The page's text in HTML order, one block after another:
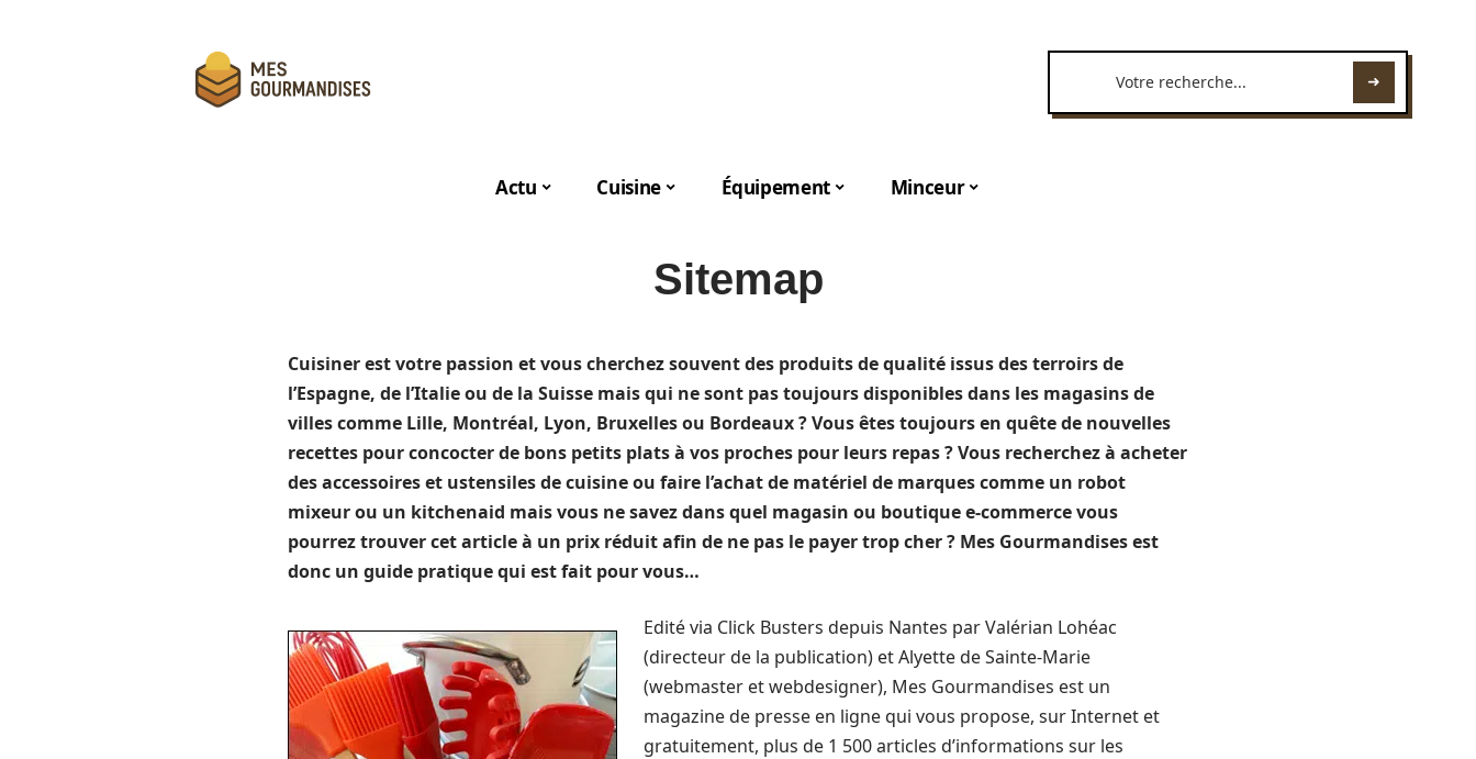
Actu Cuisine Équipement Minceur
Sitemap
Cuisiner est votre passion et vous cherchez souvent des produits de qualité issus des terroirs de
l’Espagne, de l’Italie ou de la Suisse mais qui ne sont pas toujours disponibles dans les magasins de
villes comme Lille, Montréal, Lyon, Bruxelles ou Bordeaux ? Vous êtes toujours en quête de nouvelles
recettes pour concocter de bons petits plats à vos proches pour leurs repas ? Vous recherchez à acheter
des accessoires et ustensiles de cuisine ou faire l’achat de matériel de marques comme un robot
mixeur ou un kitchenaid mais vous ne savez dans quel magasin ou boutique e-commerce vous
pourrez trouver cet article à un prix réduit afin de ne pas le payer trop cher ? Mes Gourmandises est
donc un guide pratique qui est fait pour vous…
Edité via Click Busters depuis Nantes par Valérian Lohéac
(directeur de la publication) et Alyette de Sainte-Marie
(webmaster et webdesigner), Mes Gourmandises est un
magazine de presse en ligne qui vous propose, sur Internet et
gratuitement, plus de 1 500 articles d’informations sur les